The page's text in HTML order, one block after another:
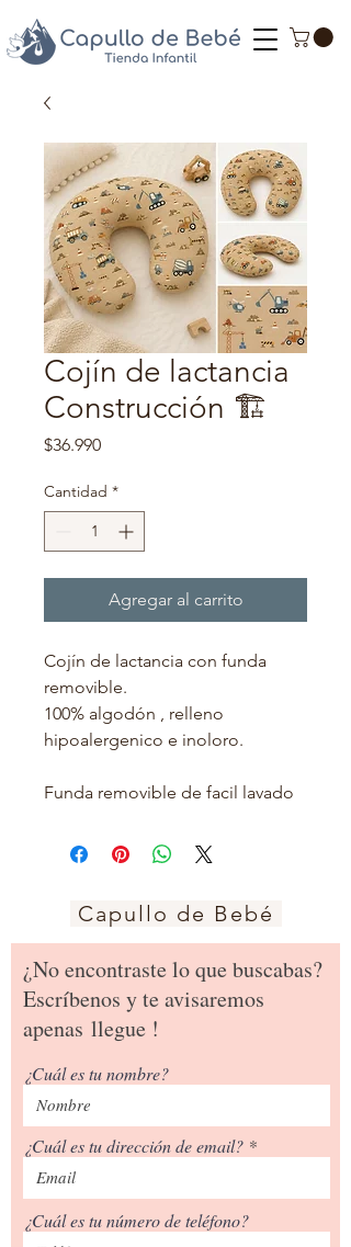
Cojín de lactancia
Construcción 🏗️
$36.990Precio
Cantidad *
Agregar al carrito
Cojín de lactancia con funda
removible.
100% algodón , relleno
hipoalergenico e inoloro.
Funda removible de facil lavado
Capullo de Bebé
¿No encontraste lo que buscabas?
Escríbenos y te avisaremos
apenas llegue !
¿Cuál es tu nombre?
¿Cuál es tu dirección de email?
¿Cuál es tu número de teléfono?